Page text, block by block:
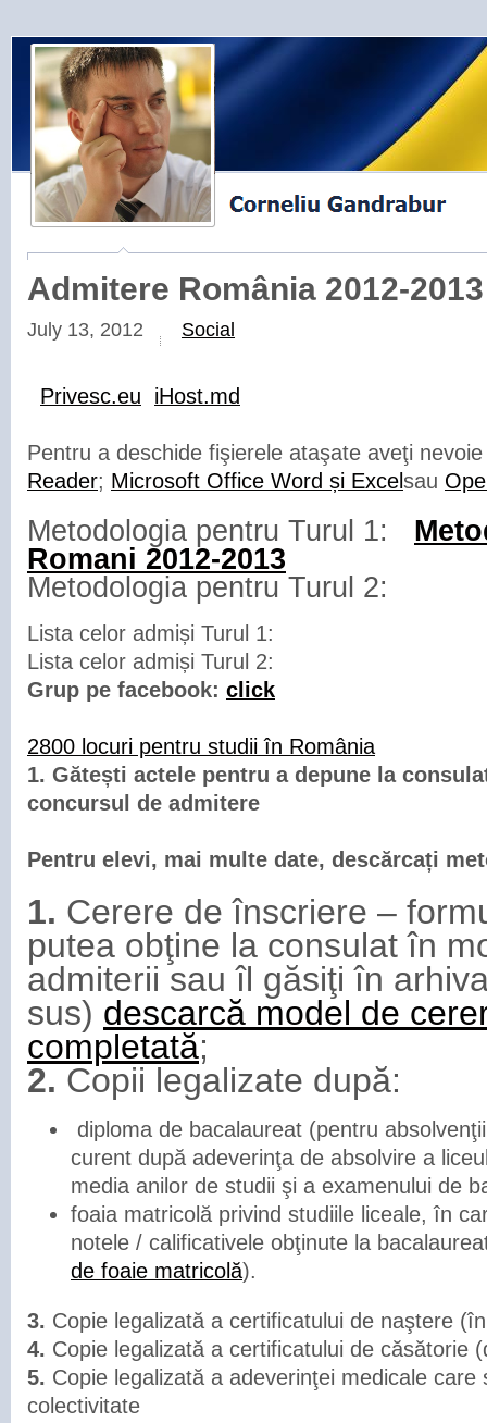
Admitere România 2012-2013
July 13, 2012 Social
Privesc.eu iHost.md
Pentru a deschide fişierele ataşate aveţi
Reader; Microsoft Office Word și Excelsau
Metodologia pentru Turul 1:
Romani 2012-2013
Metodologia pentru Turul 2:
Lista celor admiși Turul 1:
Lista celor admiși Turul 2:
Grup pe facebook: click
2800 locuri pentru studii în România
1. Gătești actele pentru a depune la
concursul de admitere
Pentru elevi, mai multe date, descărcați
1. Cerere de înscriere –
putea obţine la consulat în
admiterii sau îl găsiţi în
sus) descarcă model de
completată;
2. Copii legalizate după:
diploma de bacalaureat (pentru
curent după adeverinţa de absolvire a
media anilor de studii şi a examenului de
foaia matricolă privind studiile liceale, în
notele / calificativele obţinute la
de foaie matricolă).
3. Copie legalizată a certificatului de naştere
4. Copie legalizată a certificatului de căsătorie
5. Copie legalizată a adeverinţei medicale
colectivitate